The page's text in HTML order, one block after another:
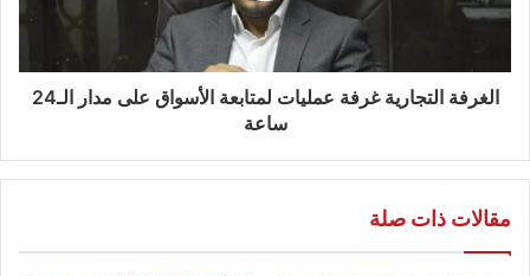
الغرفة التجارية غرفة عمليات لمتابعة الأسواق على مدار الـ24
ساعة
مقالات ذات صلة